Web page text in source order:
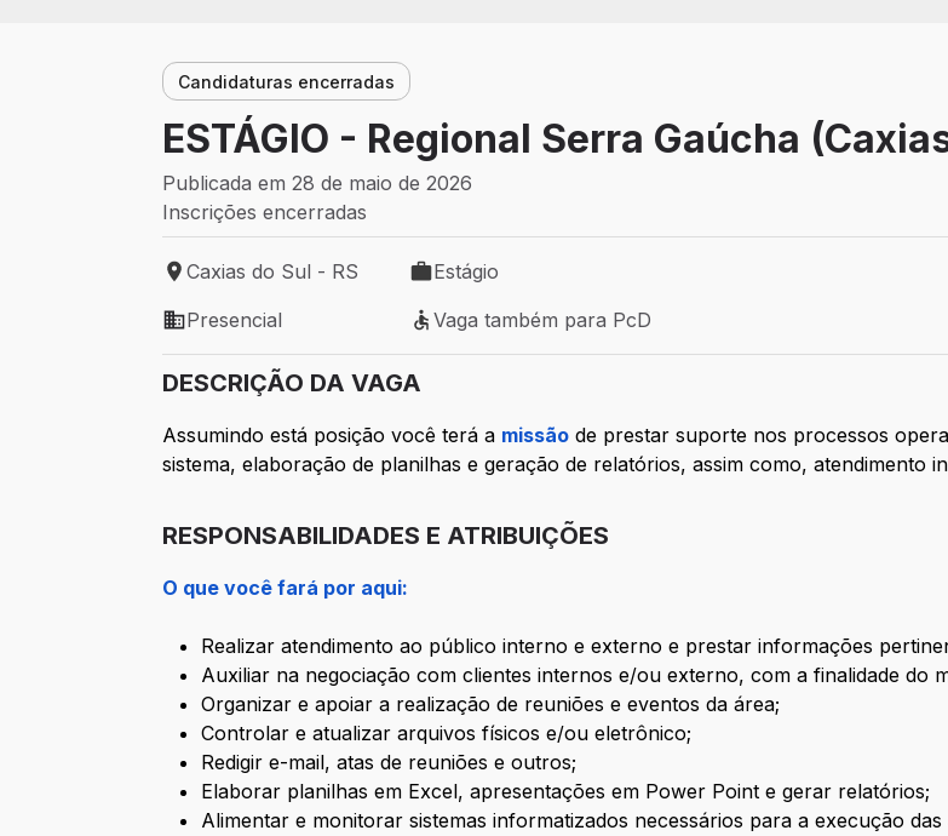
Candidaturas encerradas
ESTÁGIO - Regional Serra Gaúcha
Publicada em 28 de maio de 2026
Inscrições encerradas
Local de trabalho: Caxias do Sul - RS
Caxias do Sul - RS
Tipo de vaga: Estágio
Estágio
Modelo de trabalho: Presencial
Presencial
Vaga também para PcD
Vaga também para PcD
DESCRIÇÃO DA VAGA
Assumindo está posição você terá a missão de prestar suporte nos processos
sistema, elaboração de planilhas e geração de relatórios, assim como, atendimento
RESPONSABILIDADES E ATRIBUIÇÕES
O que você fará por aqui:
Realizar atendimento ao público interno e externo e prestar informações
Auxiliar na negociação com clientes internos e/ou externo, com a finalidade do
Organizar e apoiar a realização de reuniões e eventos da área;
Controlar e atualizar arquivos físicos e/ou eletrônico;
Redigir e-mail, atas de reuniões e outros;
Elaborar planilhas em Excel, apresentações em Power Point e gerar relatórios;
Alimentar e monitorar sistemas informatizados necessários para a execução